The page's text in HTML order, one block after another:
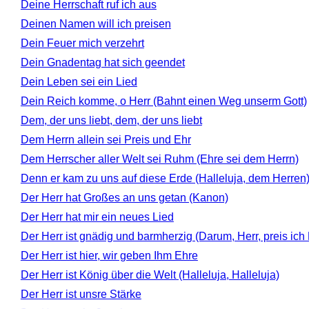
Deine Herrschaft ruf ich aus
Deinen Namen will ich preisen
Dein Feuer mich verzehrt
Dein Gnadentag hat sich geendet
Dein Leben sei ein Lied
Dein Reich komme, o Herr (Bahnt einen Weg unserm Gott)
Dem, der uns liebt, dem, der uns liebt
Dem Herrn allein sei Preis und Ehr
Dem Herrscher aller Welt sei Ruhm (Ehre sei dem Herrn)
Denn er kam zu uns auf diese Erde (Halleluja, dem Herren)
Der Herr hat Großes an uns getan (Kanon)
Der Herr hat mir ein neues Lied
Der Herr ist gnädig und barmherzig (Darum, Herr, preis ich
Der Herr ist hier, wir geben Ihm Ehre
Der Herr ist König über die Welt (Halleluja, Halleluja)
Der Herr ist unsre Stärke